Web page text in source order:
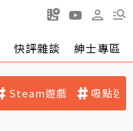
快評雜談 紳士專區
Steam遊戲 吸點迷